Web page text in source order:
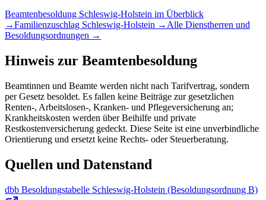
Beamtenbesoldung Schleswig-Holstein im Überblick
→Familienzuschlag Schleswig-Holstein → Alle Dienstherren und
Besoldungsordnungen →
Hinweis zur Beamtenbesoldung
Beamtinnen und Beamte werden nicht nach Tarifvertrag, sondern
per Gesetz besoldet. Es fallen keine Beiträge zur gesetzlichen
Renten-, Arbeitslosen-, Kranken- und Pflegeversicherung an;
Krankheitskosten werden über Beihilfe und private
Restkostenversicherung gedeckt. Diese Seite ist eine unverbindliche
Orientierung und ersetzt keine Rechts- oder Steuerberatung.
Quellen und Datenstand
dbb Besoldungstabelle Schleswig-Holstein (Besoldungsordnung B)